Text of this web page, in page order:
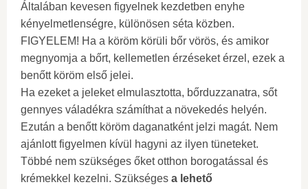
Általában kevesen figyelnek kezdetben enyhe
kényelmetlenségre, különösen séta közben.
FIGYELEM! Ha a köröm körüli bőr vörös, és amikor
megnyomja a bőrt, kellemetlen érzéseket érzel, ezek a
benőtt köröm első jelei.
Ha ezeket a jeleket elmulasztotta, bőrduzzanatra, sőt
gennyes váladékra számíthat a növekedés helyén.
Ezután a benőtt köröm daganatként jelzi magát. Nem
ajánlott figyelmen kívül hagyni az ilyen tüneteket.
Többé nem szükséges őket otthon borogatással és
krémekkel kezelni. Szükséges a lehető